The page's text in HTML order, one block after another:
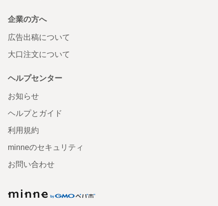
企業の方へ
広告出稿について
大口注文について
ヘルプセンター
お知らせ
ヘルプとガイド
利用規約
minneのセキュリティ
お問い合わせ